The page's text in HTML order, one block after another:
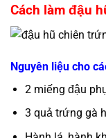
Cách làm đậu
Nguyên liệu cho
2 miếng đậu
3 quả trứng gà